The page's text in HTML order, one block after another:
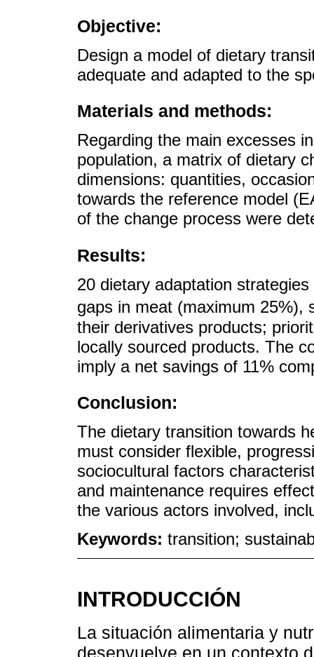
Objective:
Design a model of dietary
adequate and adapted to the
Materials and methods:
Regarding the main excesses
population, a matrix of dietary
dimensions: quantities,
towards the reference model
of the change process were
Results:
20 dietary adaptation
gaps in meat (maximum
their derivatives products;
locally sourced products. The
imply a net savings of 11%
Conclusion:
The dietary transition towards
must consider flexible,
sociocultural factors
and maintenance requires
the various actors involved,
Keywords: transition;
INTRODUCCIÓN
La situación alimentaria y
desenvuelve en un contexto